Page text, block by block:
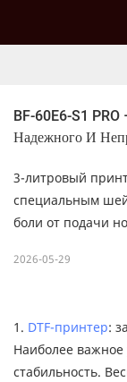
BF-60E6-S1 PRO
Надежного И
3-литровый
специальным
боли от подачи
2026-05-29
1. DTF-принтер:
Наиболее
стабильность.